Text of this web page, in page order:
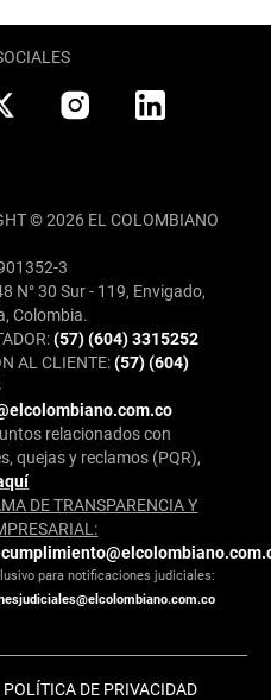
© 2026 EL COLOMBIANO
3
N° 30 Sur - 119, Envigado,
Colombia.
(57) (604) 3315252
AL CLIENTE:(57) (604)
relacionados con
quejas y reclamos (PQR),
DE TRANSPARENCIA Y
para notificaciones judiciales:
POLÍTICA DE PRIVACIDAD